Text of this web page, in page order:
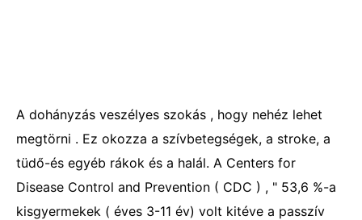
A dohányzás veszélyes szokás , hogy nehéz lehet
megtörni . Ez okozza a szívbetegségek, a stroke, a
tüdő-és egyéb rákok és a halál. A Centers for
Disease Control and Prevention ( CDC ) , " 53,6 %-a
kisgyermekek ( éves 3-11 év) volt kitéve a passzív